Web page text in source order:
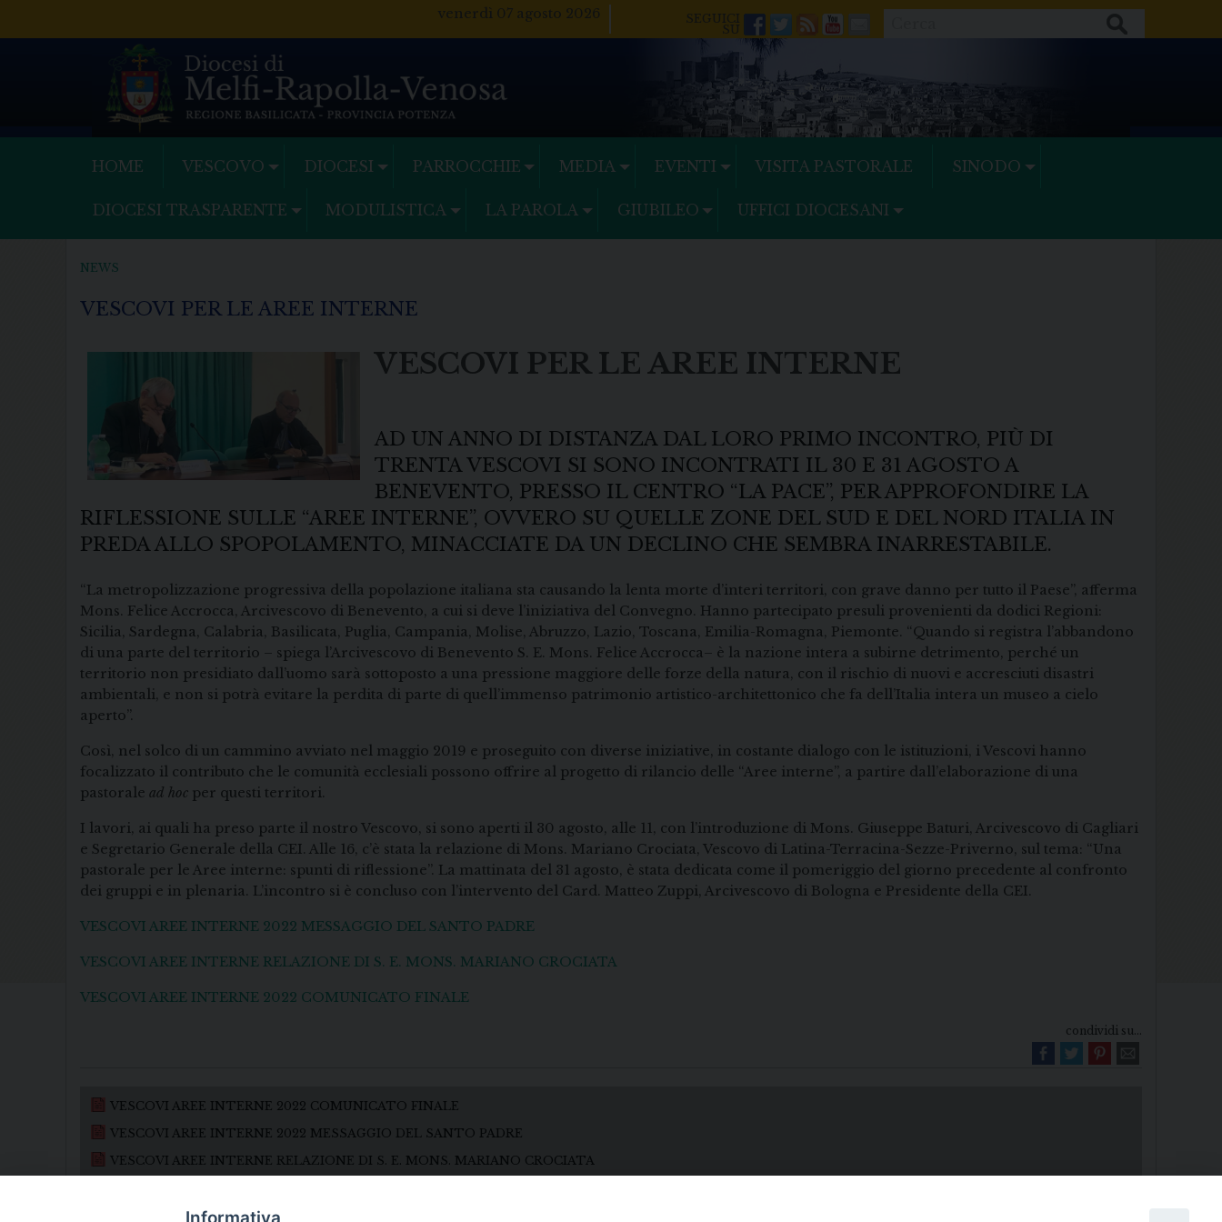
venerdì 07 agosto 2026
Facebook
Twitter
FeedsYoutube
Mail
HOME VESCOVO DIOCESI PARROCCHIE MEDIA EVENTI VISITA PASTORALE SINODO
DIOCESI TRASPARENTE MODULISTICA LA PAROLA GIUBILEO UFFICI DIOCESANI
NEWS
VESCOVI PER LE AREE INTERNE
VESCOVI PER LE AREE INTERNE
AD UN ANNO DI DISTANZA DAL LORO PRIMO INCONTRO, PIÙ DI
TRENTA VESCOVI SI SONO INCONTRATI IL 30 E 31 AGOSTO A
BENEVENTO, PRESSO IL CENTRO “LA PACE”, PER APPROFONDIRE LA
RIFLESSIONE SULLE “AREE INTERNE”, OVVERO SU QUELLE ZONE DEL SUD E DEL NORD ITALIA IN
PREDA ALLO SPOPOLAMENTO, MINACCIATE DA UN DECLINO CHE SEMBRA INARRESTABILE.
“La metropolizzazione progressiva della popolazione italiana sta causando la lenta morte d’interi territori, con grave danno per tutto il Paese”, afferma
Mons. Felice Accrocca, Arcivescovo di Benevento, a cui si deve l’iniziativa del Convegno. Hanno partecipato presuli provenienti da dodici Regioni:
Sicilia, Sardegna, Calabria, Basilicata, Puglia, Campania, Molise, Abruzzo, Lazio, Toscana, Emilia-Romagna, Piemonte. “Quando si registra l’abbandono
di una parte del territorio – spiega l’Arcivescovo di Benevento S. E. Mons. Felice Accrocca– è la nazione intera a subirne detrimento, perché un
territorio non presidiato dall’uomo sarà sottoposto a una pressione maggiore delle forze della natura, con il rischio di nuovi e accresciuti disastri
ambientali, e non si potrà evitare la perdita di parte di quell’immenso patrimonio artistico-architettonico che fa dell’Italia intera un museo a cielo
aperto”.
Così, nel solco di un cammino avviato nel maggio 2019 e proseguito con diverse iniziative, in costante dialogo con le istituzioni, i Vescovi hanno
focalizzato il contributo che le comunità ecclesiali possono offrire al progetto di rilancio delle “Aree interne”, a partire dall’elaborazione di una
pastorale ad hoc per questi territori.
I lavori, ai quali ha preso parte il nostro Vescovo, si sono aperti il 30 agosto, alle 11, con l’introduzione di Mons. Giuseppe Baturi, Arcivescovo di Cagliari
e Segretario Generale della CEI. Alle 16, c’è stata la relazione di Mons. Mariano Crociata, Vescovo di Latina-Terracina-Sezze-Priverno, sul tema: “Una
pastorale per le Aree interne: spunti di riflessione”. La mattinata del 31 agosto, è stata dedicata come il pomeriggio del giorno precedente al confronto
dei gruppi e in plenaria. L’incontro si è concluso con l’intervento del Card. Matteo Zuppi, Arcivescovo di Bologna e Presidente della CEI.
VESCOVI AREE INTERNE 2022 MESSAGGIO DEL SANTO PADRE
VESCOVI AREE INTERNE RELAZIONE DI S. E. MONS. MARIANO CROCIATA
VESCOVI AREE INTERNE 2022 COMUNICATO FINALE
condividi su...
VESCOVI AREE INTERNE 2022 COMUNICATO FINALE
VESCOVI AREE INTERNE 2022 MESSAGGIO DEL SANTO PADRE
VESCOVI AREE INTERNE RELAZIONE DI S. E. MONS. MARIANO CROCIATA